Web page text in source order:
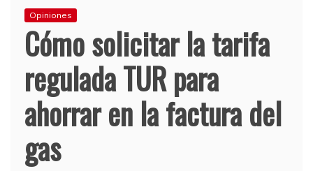
Opiniones
Cómo solicitar la tarifa
regulada TUR para
ahorrar en la factura del
gas